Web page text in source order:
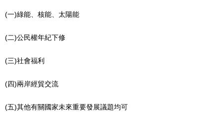
(一)綠能、核能、太陽能
(二)公民權年紀下修
(三)社會福利
(四)兩岸經貿交流
(五)其他有關國家未來重要發展議題均可